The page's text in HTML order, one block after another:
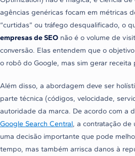
agências genéricas focam em métricas
“curtidas” ou tráfego desqualificado, o
empresas de SEO não é o volume de
conversão. Elas entendem que o
o robô do Google, mas sim gerar receita
Além disso, a abordagem deve ser
parte técnica (códigos, velocidade,
autoridade da marca. De acordo com a
Google Search Central, a contratação de
uma decisão importante que pode
tempo, mas também arrisca danos à